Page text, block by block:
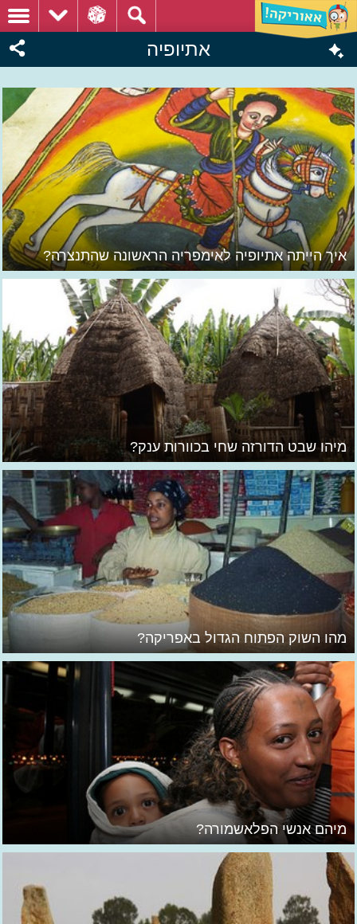
אתיופיה
איך הייתה אתיופיה לאימפריה הראשונה שהתנצרה?
מיהו שבט הדורזה שחי בכוורות ענק?
מהו השוק הפתוח הגדול באפריקה?
מיהם אנשי הפלאשמורה?